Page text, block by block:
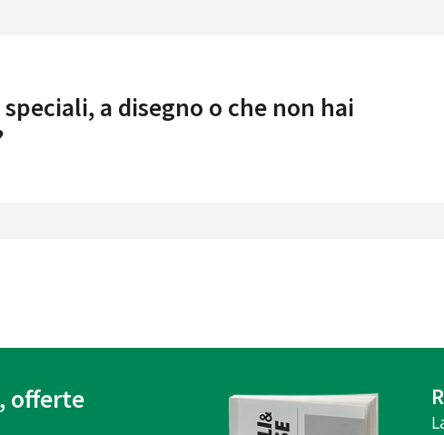
a disegno o che non hai
offerte